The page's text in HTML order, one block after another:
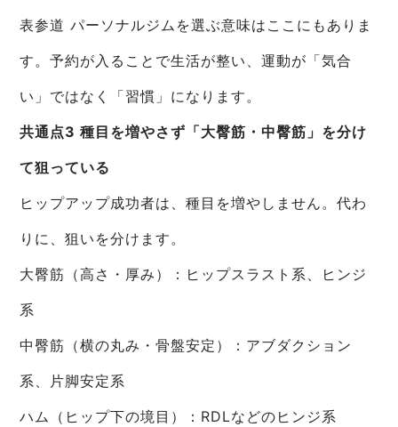
表参道 パーソナルジムを選ぶ意味はここにもありま
す。予約が入ることで生活が整い、運動が「気合
い」ではなく「習慣」になります。
共通点3 種目を増やさず「大臀筋・中臀筋」を分け
て狙っている
ヒップアップ成功者は、種目を増やしません。代わ
りに、狙いを分けます。
大臀筋（高さ・厚み）：ヒップスラスト系、ヒンジ
系
中臀筋（横の丸み・骨盤安定）：アブダクション
系、片脚安定系
ハム（ヒップ下の境目）：RDLなどのヒンジ系